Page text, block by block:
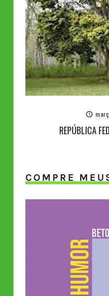
REPÚBLICA
COMPRE